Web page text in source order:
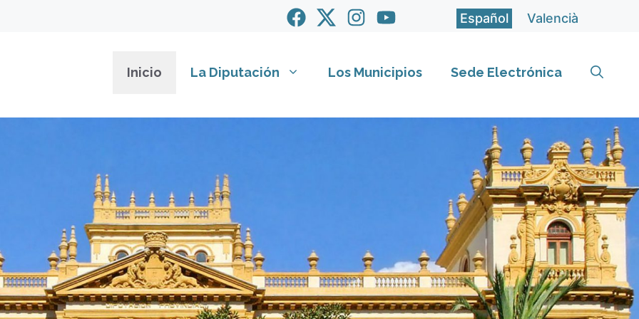
Español Valencià
Inicio La Diputación Los Municipios Sede Electrónica